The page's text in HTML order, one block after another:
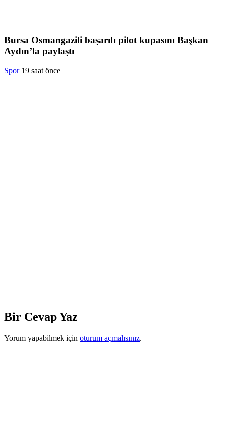
Bursa Osmangazili başarılı pilot kupasını Başkan
Aydın’la paylaştı
Spor 19 saat önce
Bir Cevap Yaz
Yorum yapabilmek için oturum açmalısınız.